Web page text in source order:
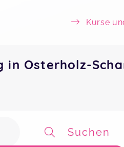
Kurse
in Osterholz-
Suchen